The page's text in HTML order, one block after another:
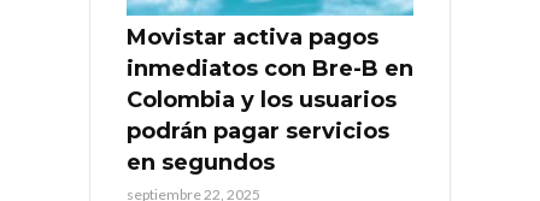
Movistar activa pagos
inmediatos con Bre-B en
Colombia y los usuarios
podrán pagar servicios
en segundos
septiembre 22, 2025